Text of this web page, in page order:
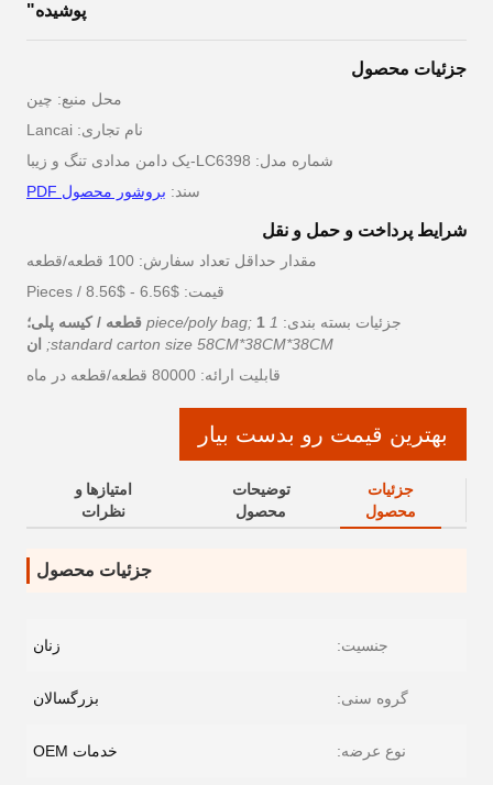
پوشيده"
جزئیات محصول
محل منبع: چین
نام تجاری: Lancai
شماره مدل: LC6398-یک دامن مدادی تنگ و زیبا
سند: بروشور محصول PDF
شرایط پرداخت و حمل و نقل
مقدار حداقل تعداد سفارش: 100 قطعه/قطعه
قیمت: $6.56 - $8.56 / Pieces
جزئیات بسته بندی: 1 piece/poly bag; 1 قطعه / کیسه پلی؛
standard carton size 58CM*38CM*38CM;
ان
قابلیت ارائه: 80000 قطعه/قطعه در ماه
بهترین قیمت رو بدست بیار
جزئیات
محصول
توضیحات
محصول
امتیازها و
نظرات
جزئیات محصول
جنسیت: زنان
گروه سنی: بزرگسالان
نوع عرضه: خدمات OEM